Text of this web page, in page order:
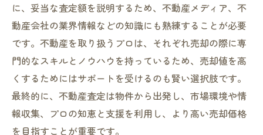
に、妥当な査定額を説明するため、不動産メディア、不
動産会社の業界情報などの知識にも熟練することが必要
です。不動産を取り扱うプロは、それぞれ売却の際に専
門的なスキルとノウハウを持っているため、売却値を高
くするためにはサポートを受けるのも賢い選択肢です。
最終的に、不動産査定は物件から出発し、市場環境や情
報収集、プロの知恵と支援を利用し、より高い売却価格
を目指すことが重要です。